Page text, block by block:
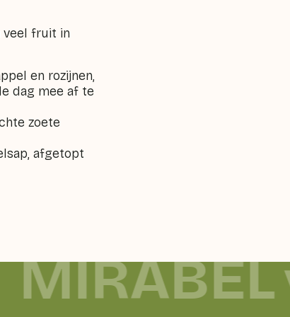
veel fruit in
en rozijnen,
dag mee af te
zoete
afgetopt
MIRABEL